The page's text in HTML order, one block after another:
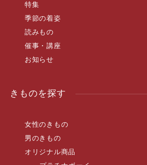
特集
季節の着姿
読みもの
催事・講座
お知らせ
きものを探す
女性のきもの
男のきもの
オリジナル商品